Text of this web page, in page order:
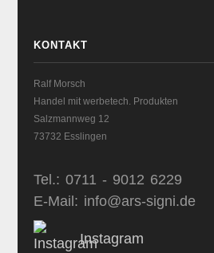
KONTAKT
Ralf Morsch
Handel mit werbetech. Produkten
Salzmannweg 12
73732 Esslingen
Tel.: 0711 - 9012 6229
E-Mail: info@ars-signi.de
Instagram